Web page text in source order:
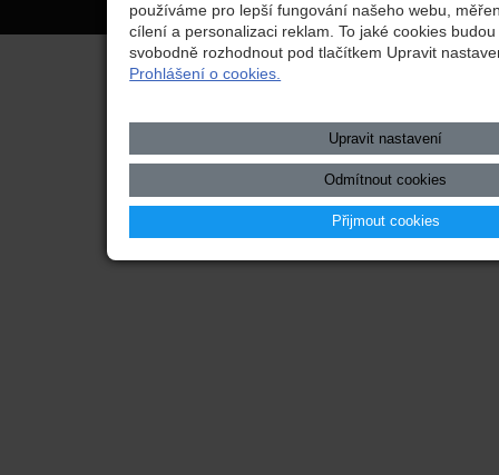
Mapa webu|Zobrazit klasickou verzi
používáme pro lepší fungování našeho webu,
cílení a personalizaci reklam. To jaké cookies
svobodně rozhodnout pod tlačítkem Upravit
Prohlášení o cookies.
Upravit nastavení
Odmítnout cookies
Přijmout cookies